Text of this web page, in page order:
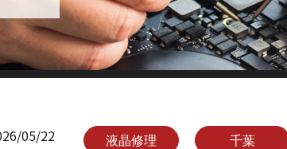
05/22 液晶修理 千葉